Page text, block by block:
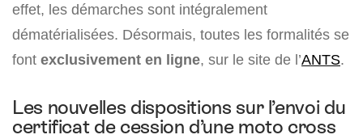
effet, les démarches sont intégralement
dématérialisées. Désormais, toutes les formalités se
font exclusivement en ligne, sur le site de l’ANTS.
Les nouvelles dispositions sur l’envoi du
certificat de cession d’une moto cross